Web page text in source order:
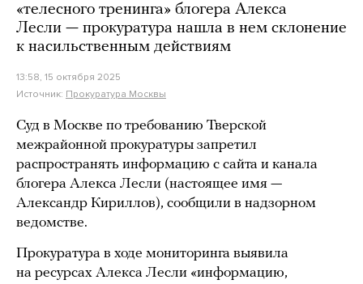
«телесного тренинга» блогера Алекса
Лесли — прокуратура нашла в нем склонение
к насильственным действиям
13:58, 15 октября 2025
Источник: Прокуратура Москвы
Суд в Москве по требованию Тверской
межрайонной прокуратуры запретил
распространять информацию с сайта и канала
блогера Алекса Лесли (настоящее имя —
Александр Кириллов), сообщили в надзорном
ведомстве.
Прокуратура в ходе мониторинга выявила
на ресурсах Алекса Лесли «информацию,